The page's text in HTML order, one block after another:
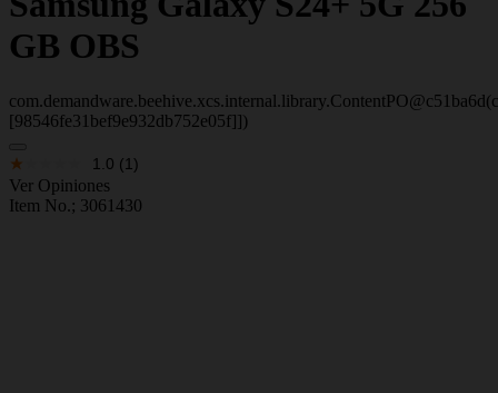
GB OBS
[98546fe31bef9e932db752e05f]])
1.0 (1)
Ver Opiniones
Item No.; 3061430